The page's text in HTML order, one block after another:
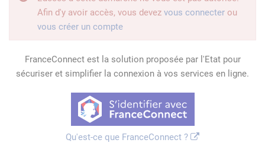
Afin d'y avoir accès, vous devez vous connecter ou
vous créer un compte
FranceConnect est la solution proposée par l'Etat pour
sécuriser et simplifier la connexion à vos services en ligne.
Qu'est-ce que FranceConnect ?